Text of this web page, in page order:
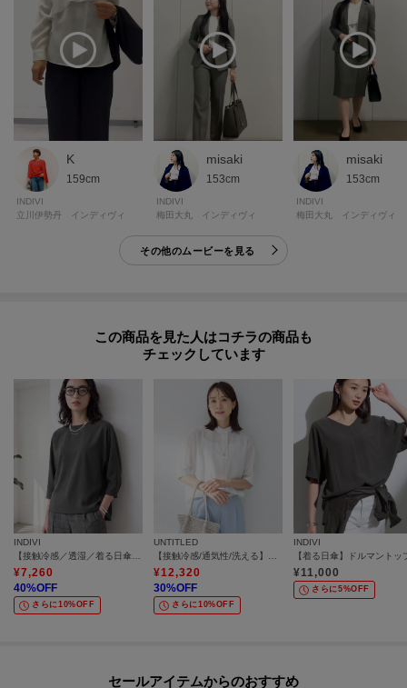
洗濯方法：洗濯機洗い可
モデル情報：身長167cm B79 W59 H87 着用サイズ：38（M）
K
159cm
INDIVI
立川伊勢丹 インディヴィ
misaki
153cm
INDIVI
梅田大丸 インディヴィ
misaki
153cm
INDIVI
梅田大丸 インディヴィ
その他のムービーを見る
この商品を見た人はコチラの商品も
チェックしています
INDIVI
【接触冷感／透湿／着る日傘】ドルマントップス
¥7,260
40%OFF
さらに10%OFF
UNTITLED
【接触冷感/通気性/洗える】スタンドカラーフリルブラウス
¥12,320
30%OFF
さらに10%OFF
INDIVI
【着る日傘】ドルマントッ
¥11,000
さらに5%OFF
セールアイテムからのおすすめ